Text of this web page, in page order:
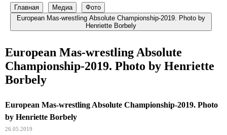
Главная Медиа
Фото
European Mas-wrestling Absolute Championship-2019. Photo by
Henriette Borbely
European Mas-wrestling Absolute
Championship-2019. Photo by Henriette
Borbely
European Mas-wrestling Absolute Championship-2019. Photo
by Henriette Borbely
26.05.2019